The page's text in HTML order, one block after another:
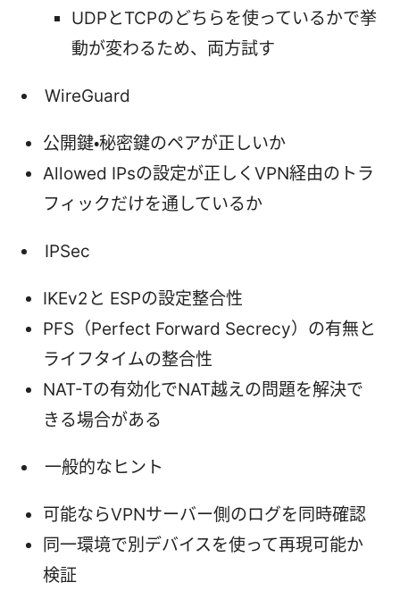
UDPとTCPのどちらを使っているかで挙
動が変わるため、両方試す
WireGuard
公開鍵・秘密鍵のペアが正しいか
Allowed IPsの設定が正しくVPN経由のトラ
フィックだけを通しているか
IPSec
IKEv2と ESPの設定整合性
PFS（Perfect Forward Secrecy）の有無と
ライフタイムの整合性
NAT-Tの有効化でNAT越えの問題を解決で
きる場合がある
一般的なヒント
可能ならVPNサーバー側のログを同時確認
同一環境で別デバイスを使って再現可能か
検証